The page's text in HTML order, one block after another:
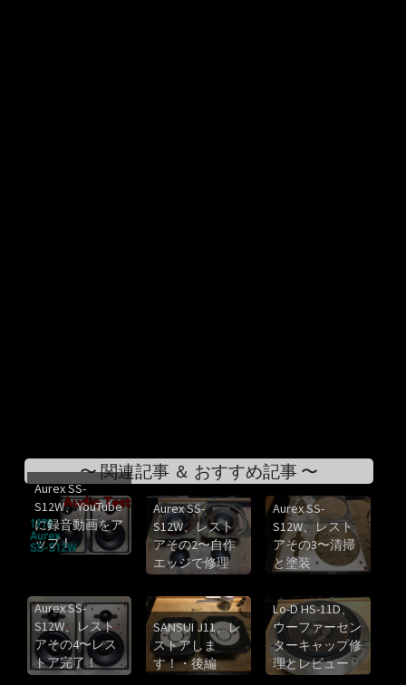
〜 関連記事 ＆ おすすめ記事 〜
Aurex SS-
S12W、YouTube
に録音動画をア
ップ！
Aurex SS-
S12W、レスト
アその2〜自作
エッジで修理
Aurex SS-
S12W、レスト
アその3〜清掃
と塗装
Aurex SS-
S12W、レスト
アその4〜レス
トア完了！
SANSUI J11、レ
ストアしま
す！・後編
Lo-D HS-11D、
ウーファーセン
ターキャップ修
理とレビュー